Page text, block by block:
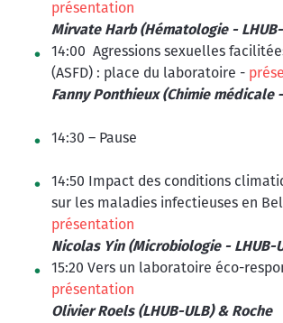
présentation
Mirvate Harb (Hématologie -
14:00 Agressions sexuelles
(ASFD) : place du laboratoire -
Fanny Ponthieux (Chimie médicale
14:30 – Pause
14:50
Impact des conditions
sur les maladies infectieuses en
présentation
Nicolas Yin (Microbiologie - LHUB-
15:20 Vers un laboratoire éco-
présentation
Olivier Roels (LHUB-ULB) & Roche